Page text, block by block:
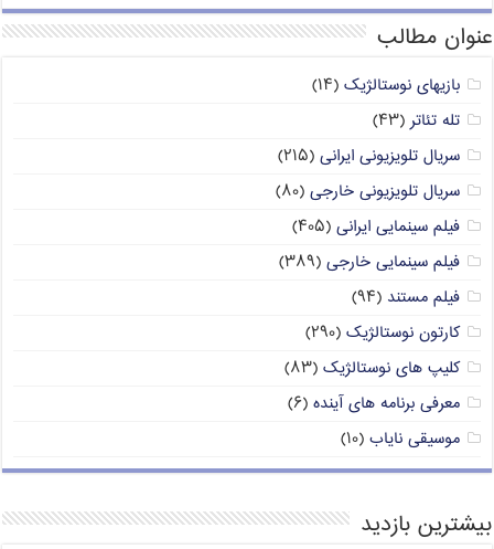
عنوان مطالب
بازیهای نوستالژیک (۱۴)
تله تئاتر (۴۳)
سریال تلویزیونی ایرانی (۲۱۵)
سریال تلویزیونی خارجی (۸۰)
فیلم سینمایی ایرانی (۴۰۵)
فیلم سینمایی خارجی (۳۸۹)
فیلم مستند (۹۴)
کارتون نوستالژیک (۲۹۰)
کلیپ های نوستالژیک (۸۳)
معرفی برنامه های آینده (۶)
موسیقی نایاب (۱۰)
بیشترین بازدید